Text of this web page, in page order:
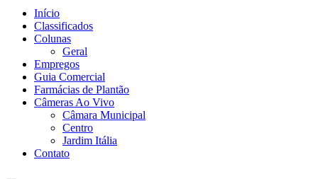
Início
Classificados
Colunas
Geral
Empregos
Guia Comercial
Farmácias de Plantão
Câmeras Ao Vivo
Câmara Municipal
Centro
Jardim Itália
Contato